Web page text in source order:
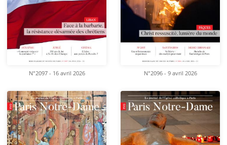
N°2097 - 16 avril 2026 N°2096 - 9 avril 2026